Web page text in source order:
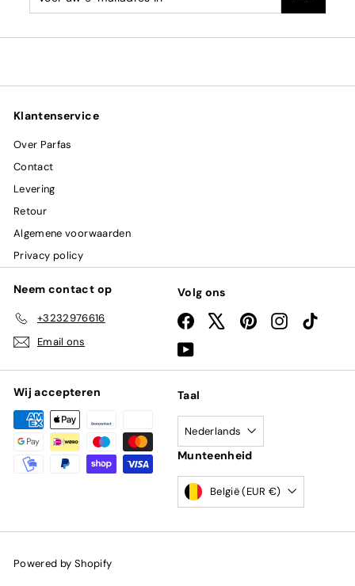
uw
Klantenservice
Over Parfas
Contact
Levering
Retour
Algemene voorwaarden
Privacy policy
Neem contact op
+3232976616
Email ons
Volg ons
Facebook PinterestInstagram
YouTube
Wij accepteren Taal
Nederlands
Munteenheid
België (EUR €)
Powered by Shopify